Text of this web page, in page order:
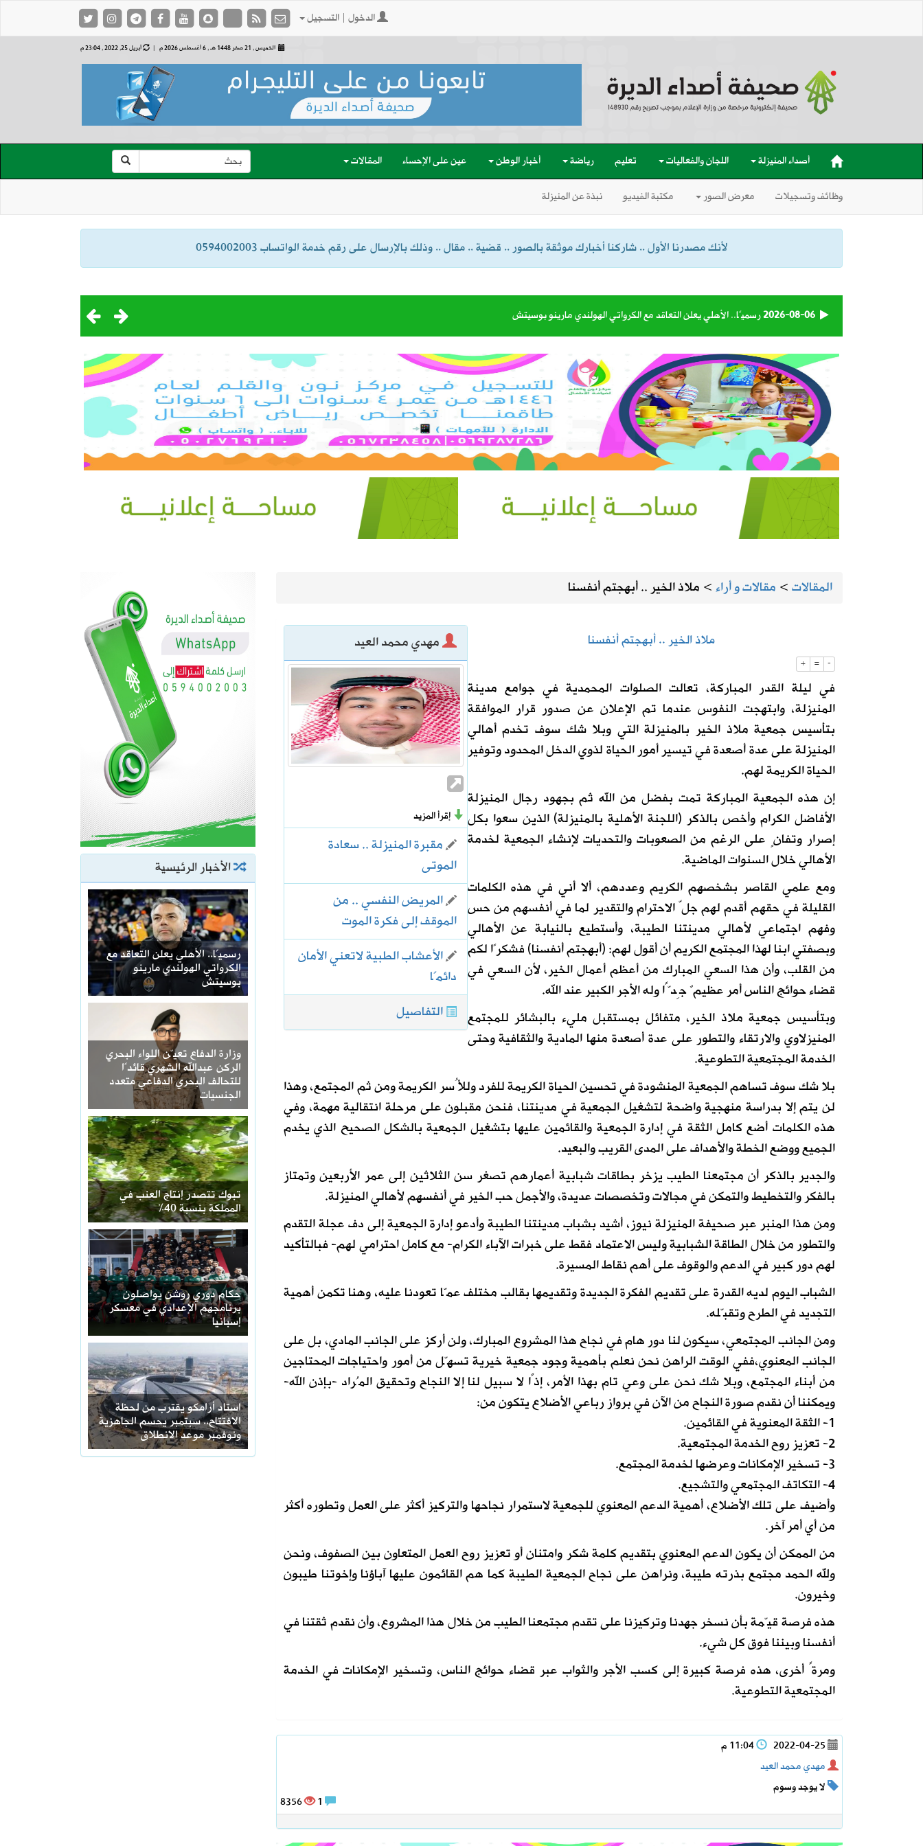
الدخول | التسجيل
الخميس , 21 صفر 1448 هـ , 6 أغسطس 2026 م | أبريل 25, 2022 , 23:04 م
أصداء المنيزلة اللجان والفعاليات تعليم رياضة أخبار الوطن عين على الإحساء المقالات
وظائف وتسجيلات معرض الصور مكتبة الفيديو نبذة عن المنيزلة
لأنك مصدرنا الأول .. شاركنا أخبارك موثقة بالصور .. قضية .. مقال .. وذلك بالإرسال على رقم خدمة الواتساب 0594002003
2026-08-06رسميًا.. الأهلي يعلن التعاقد مع الكرواتي الهولندي مارينو بوسيتش
2026-08-06وزارة الدفاع تعيّن اللواء البحري الركن عبدالله الشهري قائدًا للتحالف البحري الدفاعي متعدد الجنسيات
2026-08-06تبوك تتصدر إنتاج العنب في المملكة بنسبة 40%
2026-08-06 حكام دوري روشن يواصلون برنامجهم الإعدادي في معسكر إسبانيا
2026-08-06استاد أرامكو يقترب من لحظة الافتتاح.. سبتمبر يحسم الجاهزية ونوفمبر موعد الانطلاق
2026-08-06 أمانة الأحساء تنجز تطوير الطريق الرابط بين العقير والطرف لتعزيز السلامة المرورية وكفاءة طرق الواحة
2026-08-05 إطلاق تحدي ابتكار أفضل مظلة لضيوف الرحمن
الأخبار الرئيسية
رسميًا.. الأهلي يعلن التعاقد مع
الكرواتي الهولندي مارينو
بوسيتش
وزارة الدفاع تعيّن اللواء البحري
الركن عبدالله الشهري قائدًا
للتحالف البحري الدفاعي متعدد
الجنسيات
تبوك تتصدر إنتاج العنب في
المملكة بنسبة 40%
حكام دوري روشن يواصلون
برنامجهم الإعدادي في معسكر
إسبانيا
استاد أرامكو يقترب من لحظة
الافتتاح.. سبتمبر يحسم الجاهزية
ونوفمبر موعد الانطلاق
المقالات> مقالات و أراء> ملاذ الخير .. أبهجتم أنفسنا
مهدي محمد العيد
إقرأ المزيد
مقبرة المنيزلة .. سعادة
الموتى
المريض النفسي .. من
الموقف إلى فكرة الموت
الأعشاب الطبية لاتعني الأمان
دائمًا
التفاصيل
ملاذ الخير .. أبهجتم أنفسنا
+ = -
في ليلة القدر المباركة، تعالت الصلوات المحمدية في جوامع مدينة
المنيزلة، وابتهجت النفوس عندما تم الإعلان عن صدور قرار الموافقة
بتأسيس جمعية ملاذ الخير بالمنيزلة التي وبلا شك سوف تخدم أهالي
المنيزلة على عدة أصعدة في تيسير أمور الحياة لذوي الدخل المحدود وتوفير
الحياة الكريمة لهم.
إن هذه الجمعية المباركة تمت بفضل من الله ثم بجهود رجال المنيزلة
الأفاضل الكرام وأخص بالذكر (اللجنة الأهلية بالمنيزلة) الذين سعوا بكل
إصرار وتفانٍ على الرغم من الصعوبات والتحديات لإنشاء الجمعية لخدمة
الأهالي خلال السنوات الماضية.
ومع علمي القاصر بشخصهم الكريم وعددهم، ألا أني في هذه الكلمات
القليلة في حقهم أقدم لهم جلّ الاحترام والتقدير لما في أنفسهم من حس
وفهم اجتماعي لأهالي مدينتنا الطيبة، وأستطيع بالنيابة عن الأهالي
وبصفتي ابنا لهذا المجتمع الكريم أن أقول لهم: (أبهجتم أنفسنا) فشكرًا لكم
من القلب، وأن هذا السعي المبارك من أعظم أعمال الخير، لأن السعي في
قضاء حوائج الناس أمر عظيمٌ جِدًّا وله الأجر الكبير عند الله.
وبتأسيس جمعية ملاذ الخير، متفائل بمستقبل مليء بالبشائر للمجتمع
المنيزلاوي والارتقاء والتطور على عدة أصعدة منها المادية والثقافية وحتى
الخدمة المجتمعية التطوعية.
بلا شك سوف تساهم الجمعية المنشودة في تحسين الحياة الكريمة للفرد وللأُسر الكريمة ومن ثم المجتمع، وهذا
لن يتم إلا بدراسة منهجية واضحة لتشغيل الجمعية في مدينتنا، فنحن مقبلون على مرحلة انتقالية مهمة، وفي
هذه الكلمات أضع كامل الثقة في إدارة الجمعية والقائمين عليها بتشغيل الجمعية بالشكل الصحيح الذي يخدم
الجميع ووضع الخطة والأهداف على المدى القريب والبعيد.
والجدير بالذكر أن مجتمعنا الطيب يزخر بطاقات شبابية أعمارهم تصغر سن الثلاثين إلى عمر الأربعين وتمتاز
بالفكر والتخطيط والتمكن في مجالات وتخصصات عديدة، والأجمل حب الخير في أنفسهم لأهالي المنيزلة.
ومن هذا المنبر عبر صحيفة المنيزلة نيوز، أشيد بشباب مدينتنا الطيبة وأدعو إدارة الجمعية إلى دف عجلة التقدم
والتطور من خلال الطاقة الشبابية وليس الاعتماد فقط على خبرات الآباء الكرام- مع كامل احترامي لهم- فبالتأكيد
لهم دور كبير في الدعم والوقوف على أهم نقاط المسيرة.
الشباب اليوم لديه القدرة على تقديم الفكرة الجديدة وتقديمها بقالب مختلف عمّا تعودنا عليه، وهنا تكمن أهمية
التجديد في الطرح وتقبّله.
ومن الجانب المجتمعي، سيكون لنا دور هام في نجاح هذا المشروع المبارك، ولن أركز على الجانب المادي، بل على
الجانب المعنوي،ففي الوقت الراهن نحن نعلم بأهمية وجود جمعية خيرية تسهّل من أمور واحتياجات المحتاجين
من أبناء المجتمع، وبلا شك نحن على وعي تام بهذا الأمر، إذًا لا سبيل لنا إلا النجاح وتحقيق المُراد -بإذن الله-
ويمكننا أن نقدم صورة النجاح من الآن في برواز رباعي الأضلاع يتكون من:
1- الثقة المعنوية في القائمين.
2- تعزيز روح الخدمة المجتمعية.
3- تسخير الإمكانات وعرضها لخدمة المجتمع.
4- التكاتف المجتمعي والتشجيع.
وأضيف على تلك الأضلاع، أهمية الدعم المعنوي للجمعية لاستمرار نجاحها والتركيز أكثر على العمل وتطوره أكثر
من أي أمر آخر.
من الممكن أن يكون الدعم المعنوي بتقديم كلمة شكر وامتنان أو تعزيز روح العمل المتعاون بين الصفوف، ونحن
ولله الحمد مجتمع بذرته طيبة، ونراهن على نجاح الجمعية الطيبة كما هم القائمون عليها آباؤنا وإخوتنا طيبون
وخيرون.
هذه فرصة قيّمة بأن نسخر جهدنا وتركيزنا على تقدم مجتمعنا الطيب من خلال هذا المشروع، وأن نقدم ثقتنا في
أنفسنا وبيننا فوق كل شيء.
ومرةً أخرى، هذه فرصة كبيرة إلى كسب الأجر والثواب عبر قضاء حوائج الناس، وتسخير الإمكانات في الخدمة
المجتمعية التطوعية.
2022-04-25
مهدي محمد العيد
لا يوجد وسوم
8356